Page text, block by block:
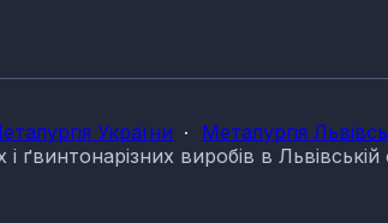
України
Металургія
ґвинтонарізних виробів в Львівській